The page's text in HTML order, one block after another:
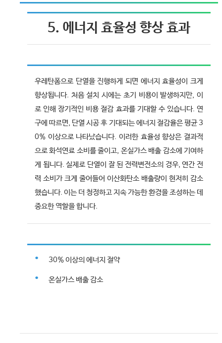
5. 에너지 효율성 향상 효과
우레탄폼으로 단열을 진행하게 되면 에너지 효율성이 크게
향상됩니다. 처음 설치 시에는 초기 비용이 발생하지만, 이
로 인해 장기적인 비용 절감 효과를 기대할 수 있습니다. 연
구에 따르면, 단열 시공 후 기대되는 에너지 절감율은 평균 3
0% 이상으로 나타났습니다. 이러한 효율성 향상은 결과적
으로 화석연료 소비를 줄이고, 온실가스 배출 감소에 기여하
게 됩니다. 실제로 단열이 잘 된 전력변전소의 경우, 연간 전
력 소비가 크게 줄어들어 이산화탄소 배출량이 현저히 감소
했습니다. 이는 더 청정하고 지속 가능한 환경을 조성하는 데
중요한 역할을 합니다.
30% 이상의 에너지 절약
온실가스 배출 감소